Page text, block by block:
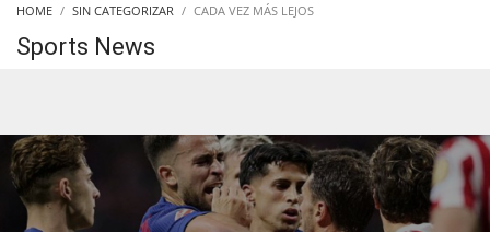
HOME SIN CATEGORIZAR CADA VEZ MÁS LEJOS
Sports News